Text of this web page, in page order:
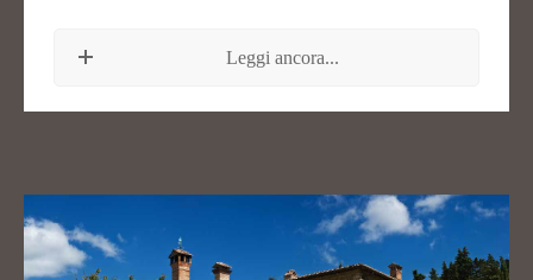
Leggi ancora...